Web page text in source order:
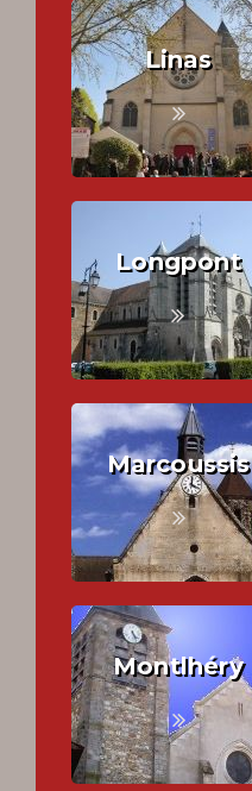
Linas
Longpont
Marcoussis
Montlhéry